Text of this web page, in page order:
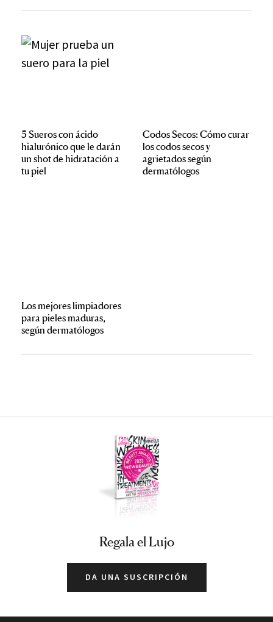
5 Sueros con ácido
hialurónico que le darán
un shot de hidratación a
tu piel
Codos Secos: Cómo curar
los codos secos y
agrietados según
dermatólogos
Los mejores limpiadores
para pieles maduras,
según dermatólogos
Regala el Lujo
DA UNA SUSCRIPCIÓN